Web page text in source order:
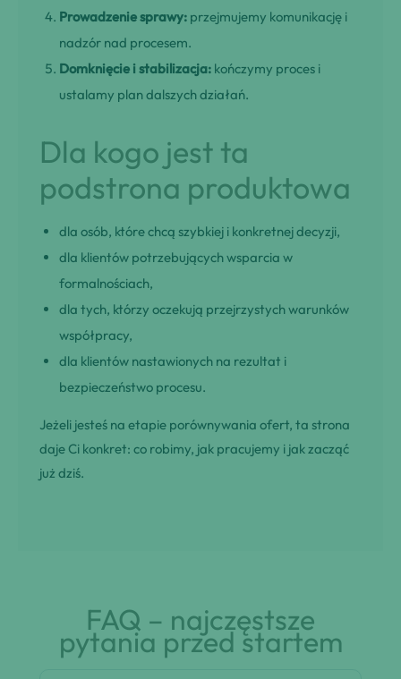
Prowadzenie sprawy: przejmujemy komunikację i
nadzór nad procesem.
Domknięcie i stabilizacja: kończymy proces i
ustalamy plan dalszych działań.
Dla kogo jest ta
podstrona produktowa
dla osób, które chcą szybkiej i konkretnej decyzji,
dla klientów potrzebujących wsparcia w
formalnościach,
dla tych, którzy oczekują przejrzystych warunków
współpracy,
dla klientów nastawionych na rezultat i
bezpieczeństwo procesu.
Jeżeli jesteś na etapie porównywania ofert, ta strona
daje Ci konkret: co robimy, jak pracujemy i jak zacząć
już dziś.
FAQ – najczęstsze
pytania przed startem